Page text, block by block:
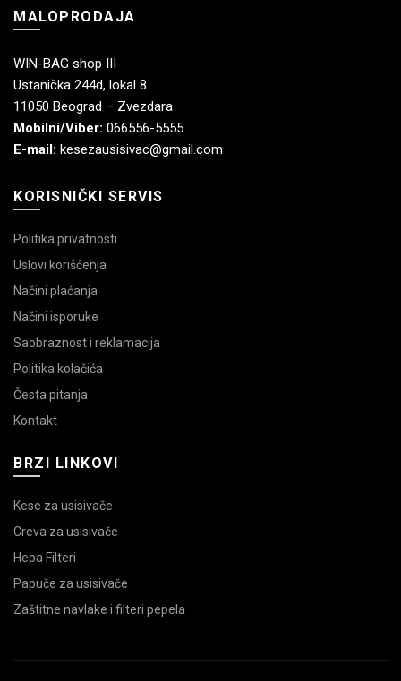
MALOPRODAJA
WIN-BAG shop III
Ustanička 244d, lokal 8
11050 Beograd – Zvezdara
Mobilni/Viber: 066556-5555
E-mail: kesezausisivac@gmail.com
KORISNIČKI SERVIS
Politika privatnosti
Uslovi korišćenja
Načini plaćanja
Načini isporuke
Saobraznost i reklamacija
Politika kolačića
Česta pitanja
Kontakt
BRZI LINKOVI
Kese za usisivače
Creva za usisivače
Hepa Filteri
Papuče za usisivače
Zaštitne navlake i filteri pepela